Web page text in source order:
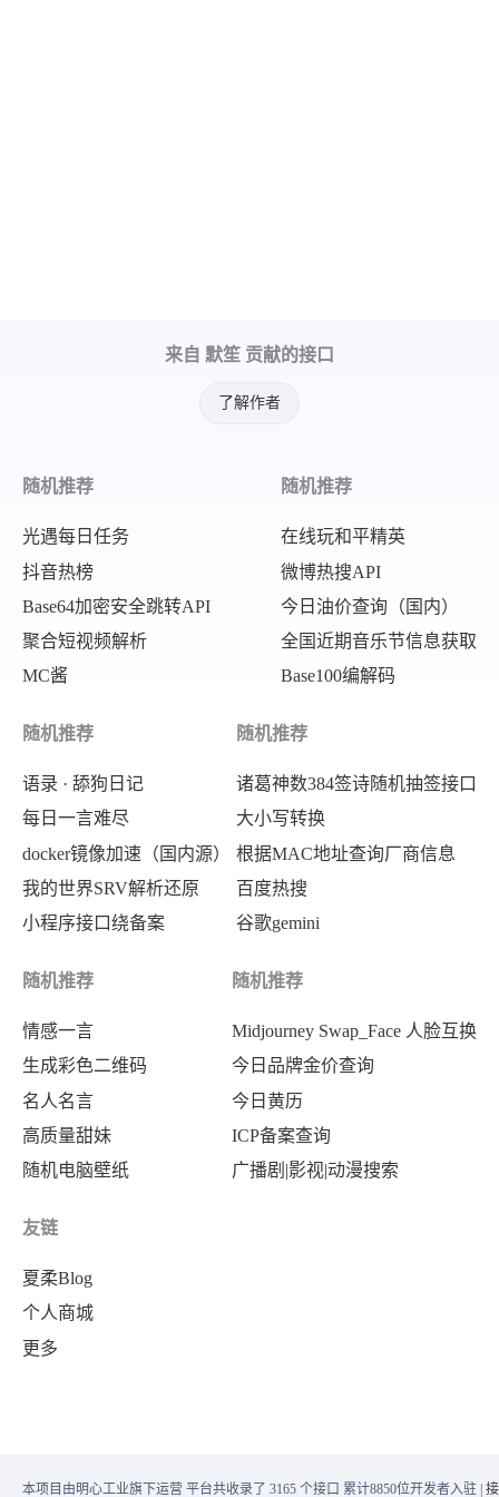
来自 默笙 贡献的接口
了解作者
随机推荐
光遇每日任务
抖音热榜
Base64加密安全跳转API
聚合短视频解析
MC酱
随机推荐
在线玩和平精英
微博热搜API
今日油价查询（国内）
全国近期音乐节信息获取
Base100编解码
随机推荐
语录 · 舔狗日记
每日一言难尽
docker镜像加速（国内源）
我的世界SRV解析还原
小程序接口绕备案
随机推荐
诸葛神数384签诗随机抽签接口
大小写转换
根据MAC地址查询厂商信息
百度热搜
谷歌gemini
随机推荐
情感一言
生成彩色二维码
名人名言
高质量甜妹
随机电脑壁纸
随机推荐
Midjourney Swap_Face 人脸互换
今日品牌金价查询
今日黄历
ICP备案查询
广播剧|影视|动漫搜索
友链
夏柔Blog
个人商城
更多
本项目由明心工业旗下运营 平台共收录了 3165 个接口 累计8850位开发者入驻 |